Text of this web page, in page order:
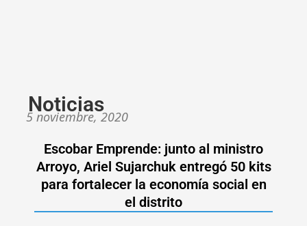
Noticias
5 noviembre, 2020
Escobar Emprende: junto al ministro
Arroyo, Ariel Sujarchuk entregó 50 kits
para fortalecer la economía social en
el distrito